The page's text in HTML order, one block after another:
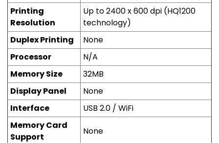
Printing
Resolution
Up to 2400 x 600 dpi (HQ1200
technology)
Duplex Printing
None
Processor
N/A
Memory Size
32MB
Display Panel
None
Interface
USB 2.0 / WiFi
Memory Card
Support
None